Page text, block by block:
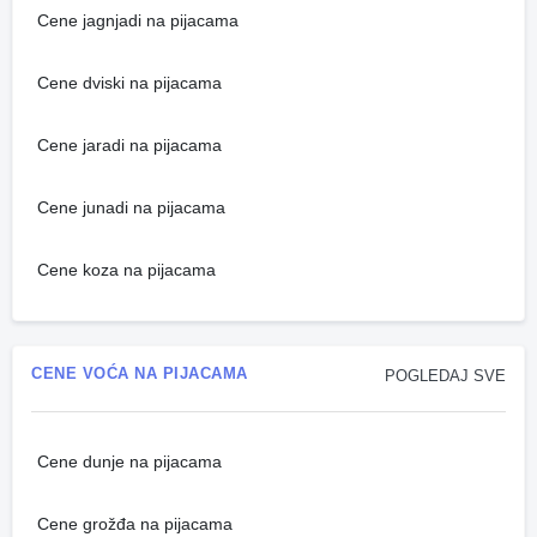
Cene jagnjadi na pijacama
Cene dviski na pijacama
Cene jaradi na pijacama
Cene junadi na pijacama
Cene koza na pijacama
POGLEDAJ SVE
CENE VOĆA NA PIJACAMA
Cene dunje na pijacama
Cene grožđa na pijacama